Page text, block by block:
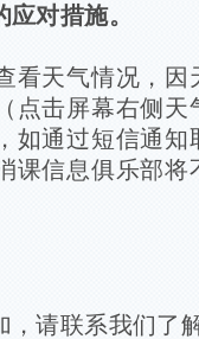
对措施。
看天气情况，
点击屏幕右侧
如通过短信通
课信息俱乐部
，请联系我们了